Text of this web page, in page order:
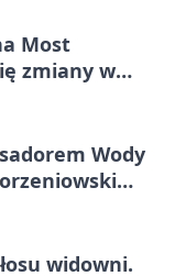
Most
zmiany w
Wody
widowni.